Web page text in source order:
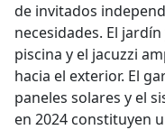
de invitados
necesidades. El
piscina y el jacuzzi
hacia el exterior. El
paneles solares y el
en 2024 constituyen